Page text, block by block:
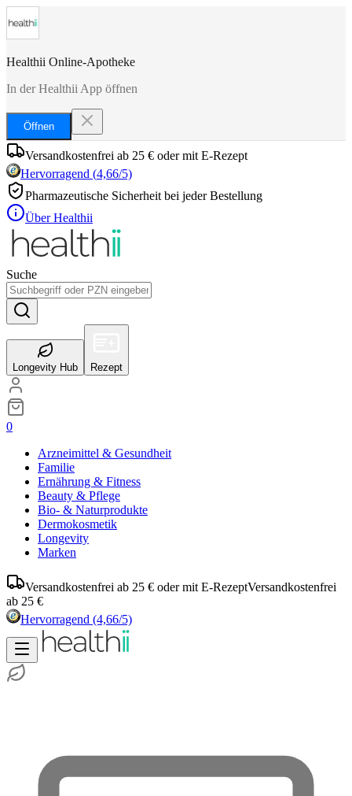
Healthii Online-Apotheke
In der Healthii App öffnen
Öffnen
Versandkostenfrei ab 25 € oder mit E-Rezept
Hervorragend (4,66/5)
Pharmazeutische Sicherheit bei jeder Bestellung
Über Healthii
Suche
Longevity Hub Rezept
0
Arzneimittel & Gesundheit
Familie
Ernährung & Fitness
Beauty & Pflege
Bio- & Naturprodukte
Dermokosmetik
Longevity
Marken
Versandkostenfrei ab 25 € oder mit E-RezeptVersandkostenfrei
ab 25 €
Hervorragend (4,66/5)